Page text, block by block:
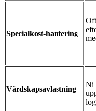
Specialkost-hantering
Värdskapsavlastning
Ni